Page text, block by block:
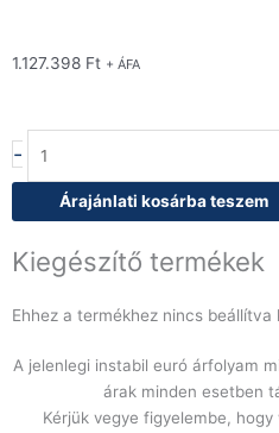
1.127.398 Ft + ÁFA
-
Q70TPV/G1203SX
gázüzemű
öntöttvas
tűzhely,
2
nyitott
balos
mennyiség
Árajánlati kosárba teszem
Kiegészítő termékek
Ehhez a termékhez nincs beállítva
A jelenlegi instabil euró árfolyam
árak minden esetben
Kérjük vegye figyelembe,